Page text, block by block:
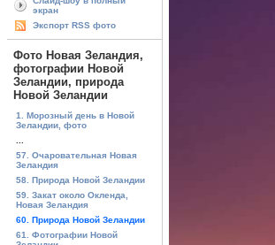
экран
Экспорт RSS фото
Фото Новая Зеландия,
фотографии Новой
Зеландии, природа
Новой Зеландии
1. Морозный день в Новой
Зеландии, фото
57. Очаровательная Новая
Зеландия
58. Природа Новой Зеландии
59. Закат около Окленда,
Новая Зеландия
60. Природа Новой Зеландии
61. Фотографии Новой